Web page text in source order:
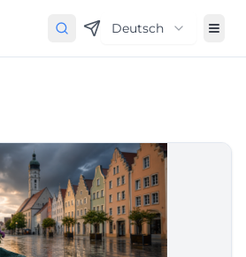
Deutsch